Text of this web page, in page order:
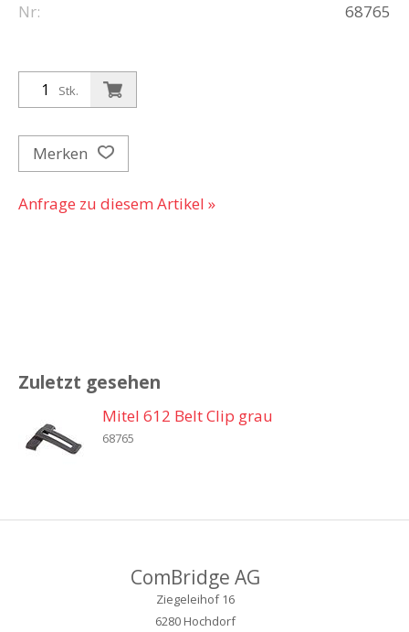
Nr: 68765
Stk.
Merken
Anfrage zu diesem Artikel »
Zuletzt gesehen
Mitel 612 Belt Clip grau
68765
ComBridge AG
Ziegeleihof 16
6280 Hochdorf